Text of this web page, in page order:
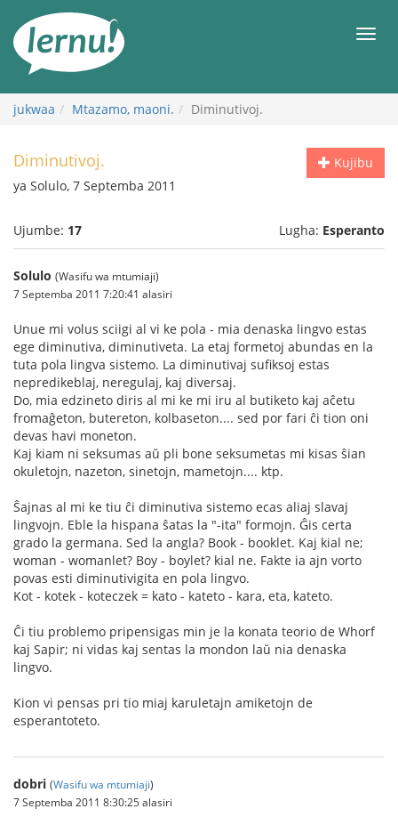
maudhui
jukwaa Mtazamo, maoni. Diminutivoj.
Kujibu
Diminutivoj.
ya Solulo, 7 Septemba 2011
Ujumbe: 17 Lugha: Esperanto
Solulo (Wasifu wa mtumiaji)
7 Septemba 2011 7:20:41 alasiri
Unue mi volus sciigi al vi ke pola - mia denaska lingvo estas
ege diminutiva, diminutiveta. La etaj formetoj abundas en la
tuta pola lingva sistemo. La diminutivaj sufiksoj estas
nepredikeblaj, neregulaj, kaj diversaj.
Do, mia edzineto diris al mi ke mi iru al butiketo kaj aĉetu
fromaĝeton, butereton, kolbaseton.... sed por fari ĉi tion oni
devas havi moneton.
Kaj kiam ni seksumas aŭ pli bone seksumetas mi kisas ŝian
okuletojn, nazeton, sinetojn, mametojn.... ktp.
Ŝajnas al mi ke tiu ĉi diminutiva sistemo ecas aliaj slavaj
lingvojn. Eble la hispana ŝatas la "-ita" formojn. Ĝis certa
grado la germana. Sed la angla? Book - booklet. Kaj kial ne;
woman - womanlet? Boy - boylet? kial ne. Fakte ia ajn vorto
povas esti diminutivigita en pola lingvo.
Kot - kotek - koteczek = kato - kateto - kara, eta, kateto.
Ĉi tiu problemo pripensigas min je la konata teorio de Whorf
kaj Sapir; ni vidas kaj sentas la mondon laŭ nia denaska
lingvo.
Kion vi pensas pri tio miaj karuletajn amiketojn de
esperantoteto.
dobri (Wasifu wa mtumiaji)
7 Septemba 2011 8:30:25 alasiri